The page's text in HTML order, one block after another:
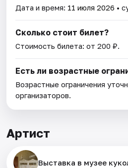
Дата и время: 11 июля 2026 •
Сколько стоит билет?
Стоимость билета: от 200 ₽.
Есть ли возрастные
Возрастные ограничения
организаторов.
Артист
Выставка в музее